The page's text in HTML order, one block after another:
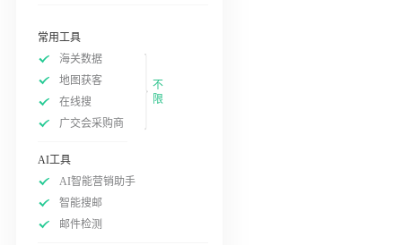
常用工具
海关数据
地图获客
在线搜
广交会采购商
不
限
AI工具
AI智能营销助手
智能搜邮
邮件检测